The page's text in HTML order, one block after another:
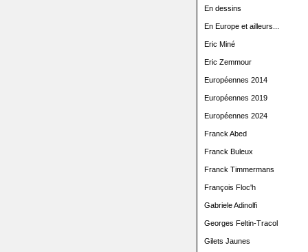
En dessins
En Europe et ailleurs...
Eric Miné
Eric Zemmour
Européennes 2014
Européennes 2019
Européennes 2024
Franck Abed
Franck Buleux
Franck Timmermans
François Floc'h
Gabriele Adinolfi
Georges Feltin-Tracol
Gilets Jaunes